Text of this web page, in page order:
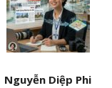
Nguyễn Diệp Phi